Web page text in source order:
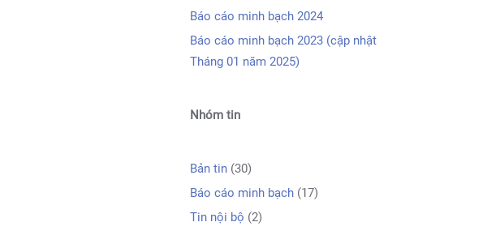
Báo cáo minh bạch 2024
Báo cáo minh bạch 2023 (cập nhật
Tháng 01 năm 2025)
Nhóm tin
Bản tin (30)
Báo cáo minh bạch (17)
Tin nội bộ (2)